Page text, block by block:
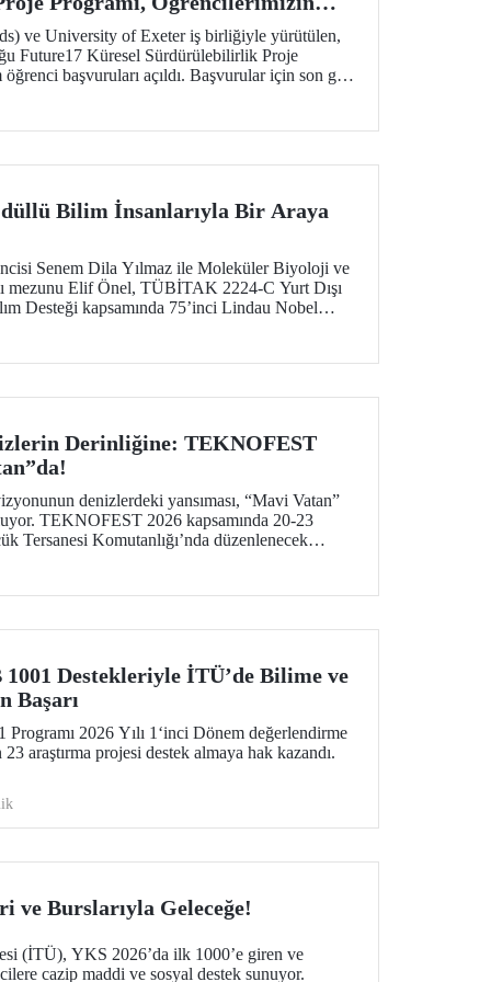
ve University of Exeter iş birliğiyle yürütülen,
Future17 Küresel Sürdürülebilirlik Proje
başvuruları açıldı. Başvurular için son gün
Bilim İnsanlarıyla Bir Araya
Senem Dila Yılmaz ile Moleküler Biyoloji ve
mezunu Elif Önel, TÜBİTAK 2224-C Yurt Dışı
Desteği kapsamında 75’inci Lindau Nobel
Derinliğine: TEKNOFEST
denizlerdeki yansıması, “Mavi Vatan”
TEKNOFEST 2026 kapsamında 20-23
Tersanesi Komutanlığı’nda düzenlenecek
Destekleriyle İTÜ’de Bilime ve
Başarı
2026 Yılı 1‘inci Dönem değerlendirme
araştırma projesi destek almaya hak kazandı.
ve Burslarıyla Geleceğe!
(İTÜ), YKS 2026’da ilk 1000’e giren ve
cazip maddi ve sosyal destek sunuyor.